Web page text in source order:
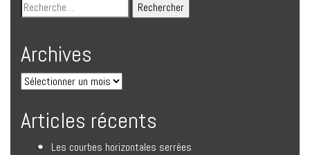
Archives
Articles récents
Les courbes horizontales serrées